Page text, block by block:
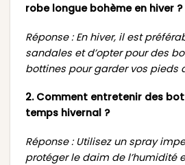
robe longue bohème en hiver ?
Réponse : En hiver, il est
sandales et d’opter pour des
bottines pour garder vos pieds
2. Comment entretenir des
temps hivernal ?
Réponse : Utilisez un spray
protéger le daim de l’humidité